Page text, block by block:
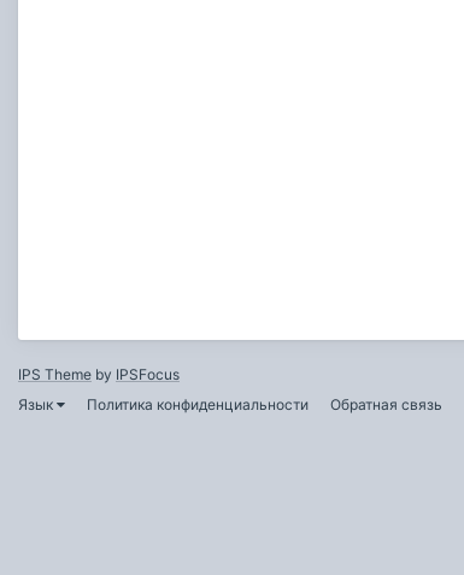
IPS Theme by IPSFocus
Язык
Политика конфиденциальности Обратная связь